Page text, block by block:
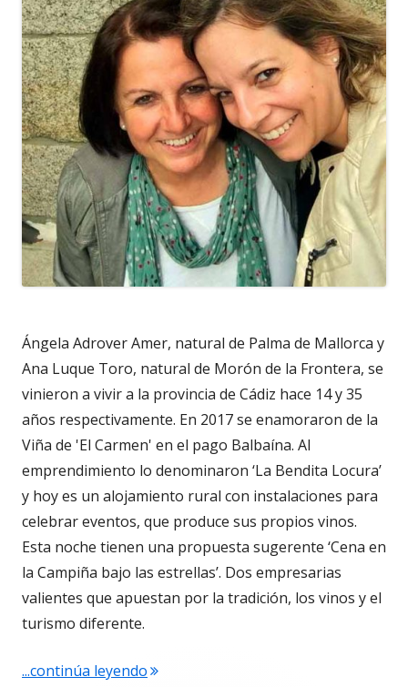
Ángela Adrover Amer, natural de Palma de Mallorca y
Ana Luque Toro, natural de Morón de la Frontera, se
vinieron a vivir a la provincia de Cádiz hace 14 y 35
años respectivamente. En 2017 se enamoraron de la
Viña de 'El Carmen' en el pago Balbaína. Al
emprendimiento lo denominaron ‘La Bendita Locura’
y hoy es un alojamiento rural con instalaciones para
celebrar eventos, que produce sus propios vinos.
Esta noche tienen una propuesta sugerente ‘Cena en
la Campiña bajo las estrellas’. Dos empresarias
valientes que apuestan por la tradición, los vinos y el
turismo diferente.
...continúa leyendo"4.680. Ángela Adrover y Ana Luque.